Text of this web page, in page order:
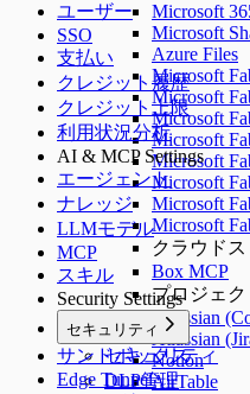
Microsoft
Microsoft
Azure Files
Microsoft
Microsoft
Microsoft
Microsoft
Microsoft
Microsoft
Microsoft
Microsoft
クラウド
Box MCP
プロジェク
Atlassian
Atlassian
Notion
AirTable
ユーザー
SSO
支払い
クレジット履歴
クレジット上限
利用状況分析
AI & MCP Settings
エージェント
ナレッジ
LLMモデル
MCP
スキル
Security Settings
セキュリティ
セキュリティ
DLP管理
サンドボックス
Edge Tunnel